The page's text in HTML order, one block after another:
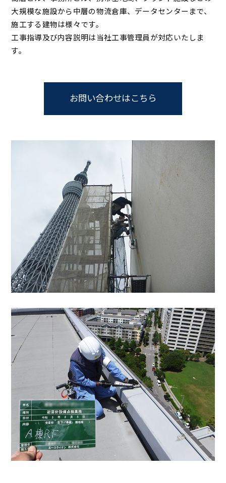
大規模な施設から中層の物流倉庫、データセンターまで、
施工する建物は様々です。
工事指導及び内容説明は当社工事管理員が対応いたしま
す。
お問い合わせはこちら